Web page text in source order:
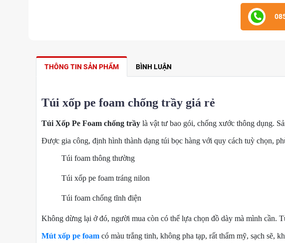
THÔNG TIN SẢN PHẨM BÌNH LUẬN
Túi xốp pe foam chống trầy giá rẻ
Túi Xốp Pe Foam chống trầy là vật tư bao gói, chống xước thông dụng.
Được gia công, định hình thành dạng túi bọc hàng với quy cách tuỳ chọn,
Túi foam thông thường
Túi xốp pe foam tráng nilon
Túi foam chống tĩnh điện
Không dừng lại ở đó, người mua còn có thể lựa chọn đồ dày mà mình cần.
Mút xốp pe foam có màu trắng tinh, không pha tạp, rất thẩm mỹ, sạch sẽ,